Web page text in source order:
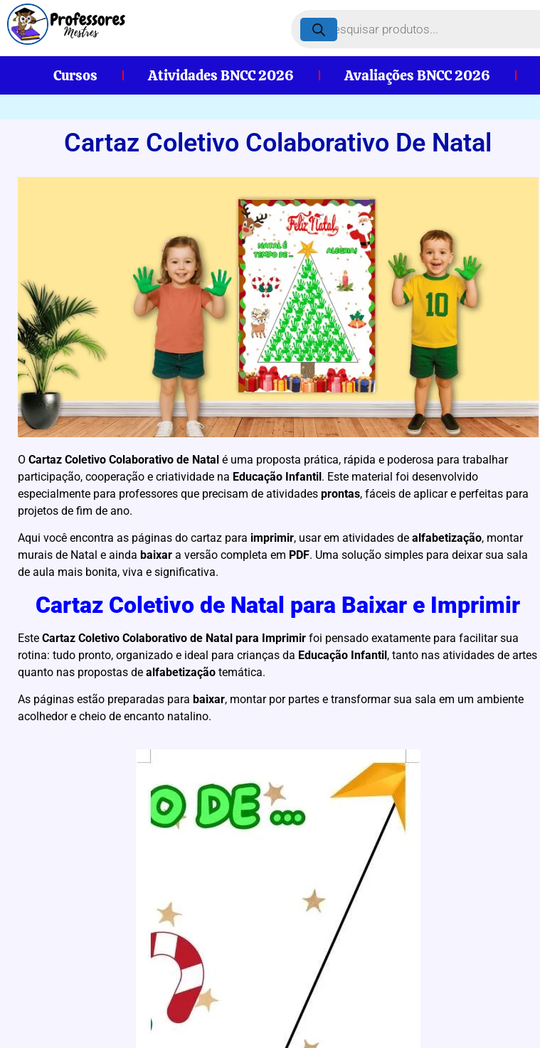
Cursos Atividades BNCC 2026 Avaliações BNCC 2026
Cartaz Coletivo Colaborativo De Natal
O Cartaz Coletivo Colaborativo de Natal é uma proposta prática, rápida e poderosa para trabalhar
participação, cooperação e criatividade na Educação Infantil. Este material foi desenvolvido
especialmente para professores que precisam de atividades prontas, fáceis de aplicar e perfeitas para
projetos de fim de ano.
Aqui você encontra as páginas do cartaz para imprimir, usar em atividades de alfabetização, montar
murais de Natal e ainda baixar a versão completa em PDF. Uma solução simples para deixar sua sala
de aula mais bonita, viva e significativa.
Cartaz Coletivo de Natal para Baixar e Imprimir
Este Cartaz Coletivo Colaborativo de Natal para Imprimir foi pensado exatamente para facilitar sua
rotina: tudo pronto, organizado e ideal para crianças da Educação Infantil, tanto nas atividades de artes
quanto nas propostas de alfabetização temática.
As páginas estão preparadas para baixar, montar por partes e transformar sua sala em um ambiente
acolhedor e cheio de encanto natalino.